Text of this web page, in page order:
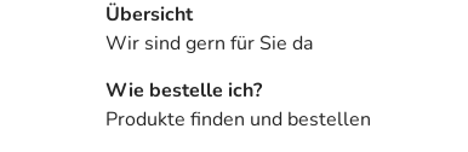
Übersicht
Wir sind gern für Sie da
Wie bestelle ich?
Produkte finden und bestellen